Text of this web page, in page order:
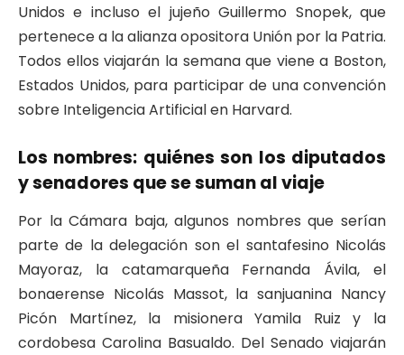
Unidos e incluso el jujeño Guillermo Snopek, que
pertenece a la alianza opositora Unión por la Patria.
Todos ellos viajarán la semana que viene a Boston,
Estados Unidos, para participar de una convención
sobre Inteligencia Artificial en Harvard.
Los nombres: quiénes son los diputados
y senadores que se suman al viaje
Por la Cámara baja, algunos nombres que serían
parte de la delegación son el santafesino Nicolás
Mayoraz, la catamarqueña Fernanda Ávila, el
bonaerense Nicolás Massot, la sanjuanina Nancy
Picón Martínez, la misionera Yamila Ruiz y la
cordobesa Carolina Basualdo. Del Senado viajarán